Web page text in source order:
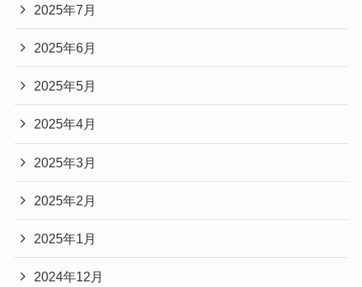
2025年7月
2025年6月
2025年5月
2025年4月
2025年3月
2025年2月
2025年1月
2024年12月